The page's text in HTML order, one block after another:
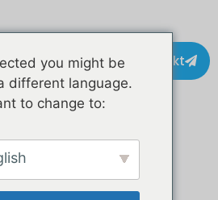
Kontakt
z
you might be
different language.
to change to: